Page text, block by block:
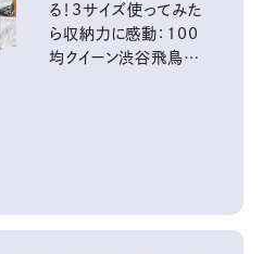
る！3サイズ使ってみた
ら収納力に感動：100
均クイーン渋谷飛鳥の